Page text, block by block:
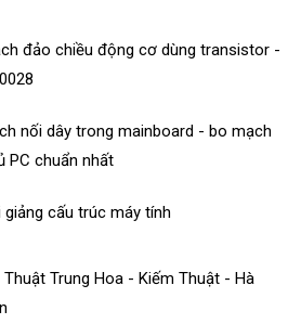
đảo chiều động cơ dùng transistor -
nối dây trong mainboard - bo mạch
PC chuẩn nhất
giảng cấu trúc máy tính
Thuật Trung Hoa - Kiếm Thuật - Hà